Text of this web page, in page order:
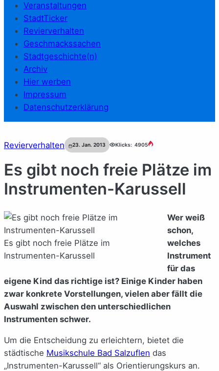
Veranstaltungen
StadtTicker
Revierverhalten
Geschmackssachen
Stadtgeschichte(n)
Archiv
Hier werben
Impressum
Datenschutzerklärung
Revierverhalten 23. Jan. 2013 Klicks: 4905
Es gibt noch freie Plätze im
Instrumenten-Karussell
Es gibt noch freie Plätze im
Instrumenten-Karussell
Wer weiß
schon,
welches
Instrument
für das
eigene Kind das richtige ist? Einige Kinder haben
zwar konkrete Vorstellungen, vielen aber fällt die
Auswahl zwischen den unterschiedlichen
Instrumenten schwer.
Um die Entscheidung zu erleichtern, bietet die
städtische Musikschule Bad Salzuflen das
„Instrumenten-Karussell“ als Orientierungskurs an.